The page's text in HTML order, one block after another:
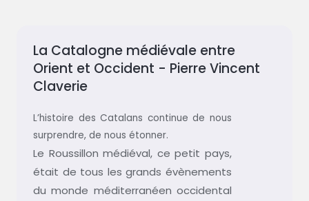
La Catalogne médiévale entre
Orient et Occident - Pierre Vincent
Claverie
L’histoire des Catalans continue de nous
surprendre, de nous étonner.
Le Roussillon médiéval, ce petit pays,
était de tous les grands évènements
du monde méditerranéen occidental